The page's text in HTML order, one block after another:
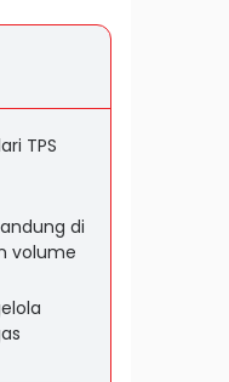
TPS
di
volume